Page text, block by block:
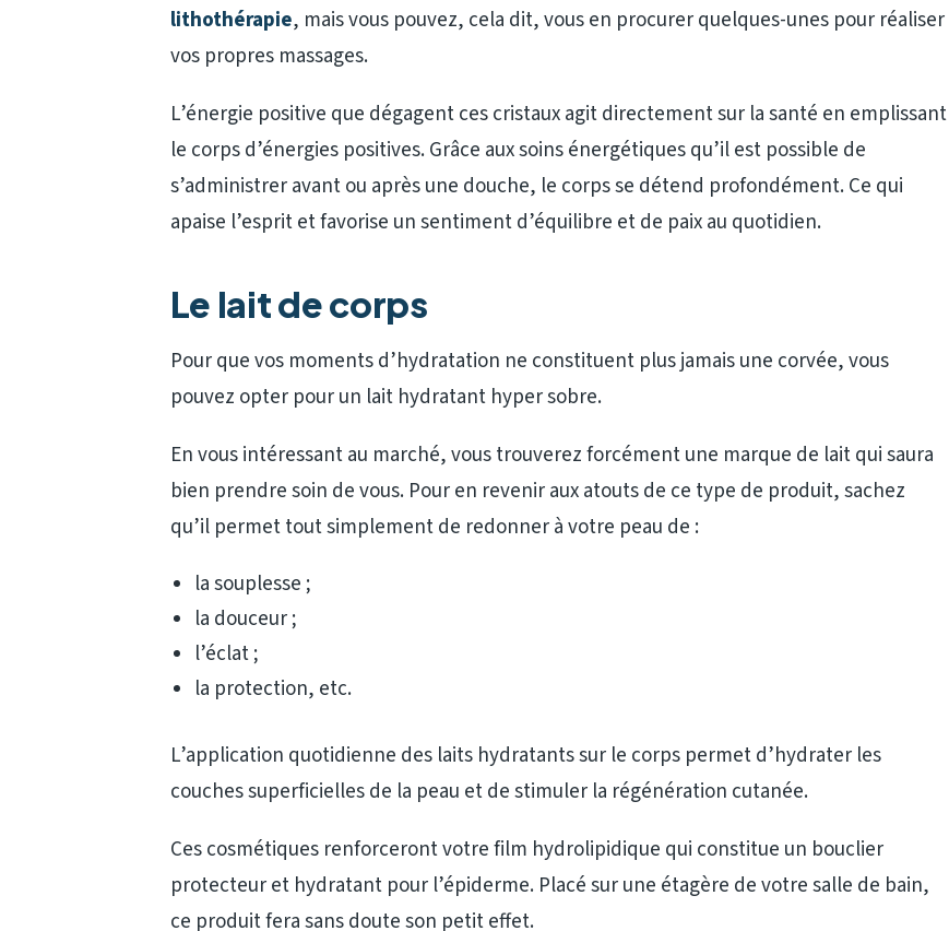
lithothérapie, mais vous pouvez, cela dit, vous en procurer quelques-unes pour réaliser
vos propres massages.
L’énergie positive que dégagent ces cristaux agit directement sur la santé en emplissant
le corps d’énergies positives. Grâce aux soins énergétiques qu’il est possible de
s’administrer avant ou après une douche, le corps se détend profondément. Ce qui
apaise l’esprit et favorise un sentiment d’équilibre et de paix au quotidien.
Le lait de corps
Pour que vos moments d’hydratation ne constituent plus jamais une corvée, vous
pouvez opter pour un lait hydratant hyper sobre.
En vous intéressant au marché, vous trouverez forcément une marque de lait qui saura
bien prendre soin de vous. Pour en revenir aux atouts de ce type de produit, sachez
qu’il permet tout simplement de redonner à votre peau de :
la souplesse ;
la douceur ;
l’éclat ;
la protection, etc.
L’application quotidienne des laits hydratants sur le corps permet d’hydrater les
couches superficielles de la peau et de stimuler la régénération cutanée.
Ces cosmétiques renforceront votre film hydrolipidique qui constitue un bouclier
protecteur et hydratant pour l’épiderme. Placé sur une étagère de votre salle de bain,
ce produit fera sans doute son petit effet.